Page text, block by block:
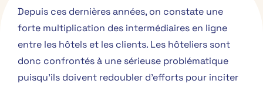
Depuis ces dernières années, on constate une
forte multiplication des intermédiaires en ligne
entre les hôtels et les clients. Les hôteliers sont
donc confrontés à une sérieuse problématique
puisqu’ils doivent redoubler d’efforts pour inciter